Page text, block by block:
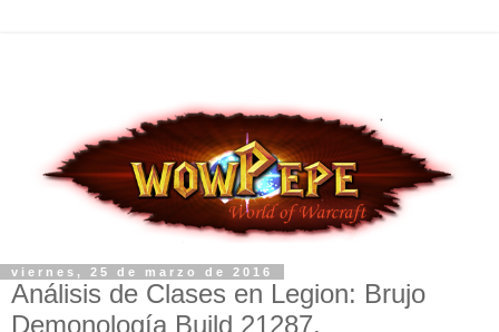
viernes, 25 de marzo de 2016
Análisis de Clases en Legion: Brujo
Demonología Build 21287.